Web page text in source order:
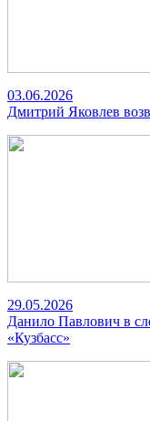
03.06.2026
Дмитрий Яковлев
29.05.2026
Данило Павлович в
«Кузбасс»